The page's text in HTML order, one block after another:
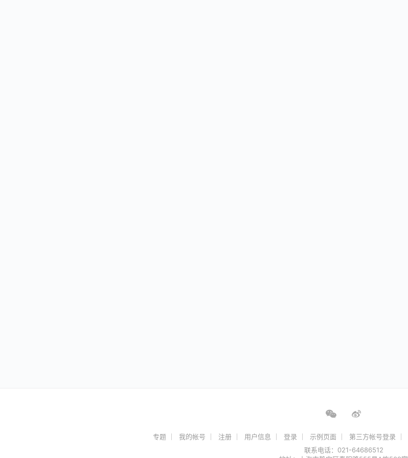
专题 我的帐号 注册 用户信息 登录 示例页面 第三方帐号登录
联系电话：021-64686512